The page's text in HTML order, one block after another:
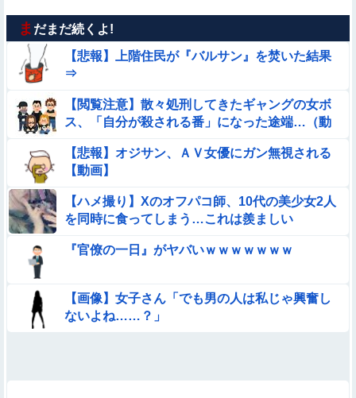
ま だまだ続くよ!
【悲報】上階住民が『バルサン』を焚いた結果
⇒
【閲覧注意】散々処刑してきたギャングの女ボ
ス、「自分が殺される番」になった途端…（動
【悲報】オジサン、ＡＶ女優にガン無視される
【動画】
【ハメ撮り】Xのオフパコ師、10代の美少女2人
を同時に食ってしまう…これは羨ましい
『官僚の一日』がヤバいｗｗｗｗｗｗｗ
【画像】女子さん「でも男の人は私じゃ興奮し
ないよね……？」